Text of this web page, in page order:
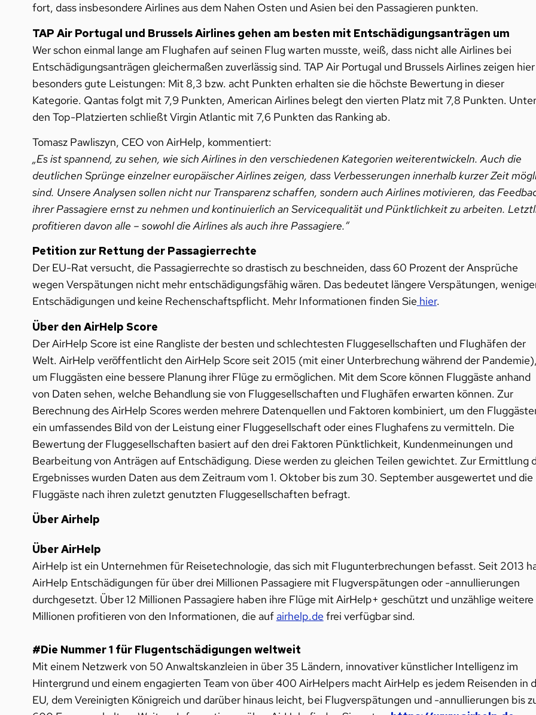
fort, dass insbesondere Airlines aus dem Nahen Osten und Asien bei den Passagieren punkten.
TAP Air Portugal und Brussels Airlines gehen am besten mit Entschädigungsanträgen um
Wer schon einmal lange am Flughafen auf seinen Flug warten musste, weiß, dass nicht alle Airlines bei
Entschädigungsanträgen gleichermaßen zuverlässig sind. TAP Air Portugal und Brussels Airlines zeigen hier
besonders gute Leistungen: Mit 8,3 bzw. acht Punkten erhalten sie die höchste Bewertung in dieser
Kategorie. Qantas folgt mit 7,9 Punkten, American Airlines belegt den vierten Platz mit 7,8 Punkten. Unter
den Top-Platzierten schließt Virgin Atlantic mit 7,6 Punkten das Ranking ab.
Tomasz Pawliszyn, CEO von AirHelp, kommentiert:
„Es ist spannend, zu sehen, wie sich Airlines in den verschiedenen Kategorien weiterentwickeln. Auch die
deutlichen Sprünge einzelner europäischer Airlines zeigen, dass Verbesserungen innerhalb kurzer Zeit
sind. Unsere Analysen sollen nicht nur Transparenz schaffen, sondern auch Airlines motivieren, das
ihrer Passagiere ernst zu nehmen und kontinuierlich an Servicequalität und Pünktlichkeit zu arbeiten.
profitieren davon alle – sowohl die Airlines als auch ihre Passagiere.“
Petition zur Rettung der Passagierrechte
Der EU-Rat versucht, die Passagierrechte so drastisch zu beschneiden, dass 60 Prozent der Ansprüche
wegen Verspätungen nicht mehr entschädigungsfähig wären. Das bedeutet längere Verspätungen,
Entschädigungen und keine Rechenschaftspflicht. Mehr Informationen finden Sie hier.
Über den AirHelp Score
Der AirHelp Score ist eine Rangliste der besten und schlechtesten Fluggesellschaften und Flughäfen der
Welt. AirHelp veröffentlicht den AirHelp Score seit 2015 (mit einer Unterbrechung während der Pandemie),
um Fluggästen eine bessere Planung ihrer Flüge zu ermöglichen. Mit dem Score können Fluggäste anhand
von Daten sehen, welche Behandlung sie von Fluggesellschaften und Flughäfen erwarten können. Zur
Berechnung des AirHelp Scores werden mehrere Datenquellen und Faktoren kombiniert, um den
ein umfassendes Bild von der Leistung einer Fluggesellschaft oder eines Flughafens zu vermitteln. Die
Bewertung der Fluggesellschaften basiert auf den drei Faktoren Pünktlichkeit, Kundenmeinungen und
Bearbeitung von Anträgen auf Entschädigung. Diese werden zu gleichen Teilen gewichtet. Zur Ermittlung
Ergebnisses wurden Daten aus dem Zeitraum vom 1. Oktober bis zum 30. September ausgewertet und die
Fluggäste nach ihren zuletzt genutzten Fluggesellschaften befragt.
Über Airhelp
Über AirHelp
AirHelp ist ein Unternehmen für Reisetechnologie, das sich mit Flugunterbrechungen befasst. Seit 2013
AirHelp Entschädigungen für über drei Millionen Passagiere mit Flugverspätungen oder -annullierungen
durchgesetzt. Über 12 Millionen Passagiere haben ihre Flüge mit AirHelp+ geschützt und unzählige weitere
Millionen profitieren von den Informationen, die auf airhelp.defrei verfügbar sind.
#Die Nummer 1 für Flugentschädigungen weltweit
Mit einem Netzwerk von 50 Anwaltskanzleien in über 35 Ländern, innovativer künstlicher Intelligenz im
Hintergrund und einem engagierten Team von über 400 AirHelpers macht AirHelp es jedem Reisenden in
EU, dem Vereinigten Königreich und darüber hinaus leicht, bei Flugverspätungen und -annullierungen bis